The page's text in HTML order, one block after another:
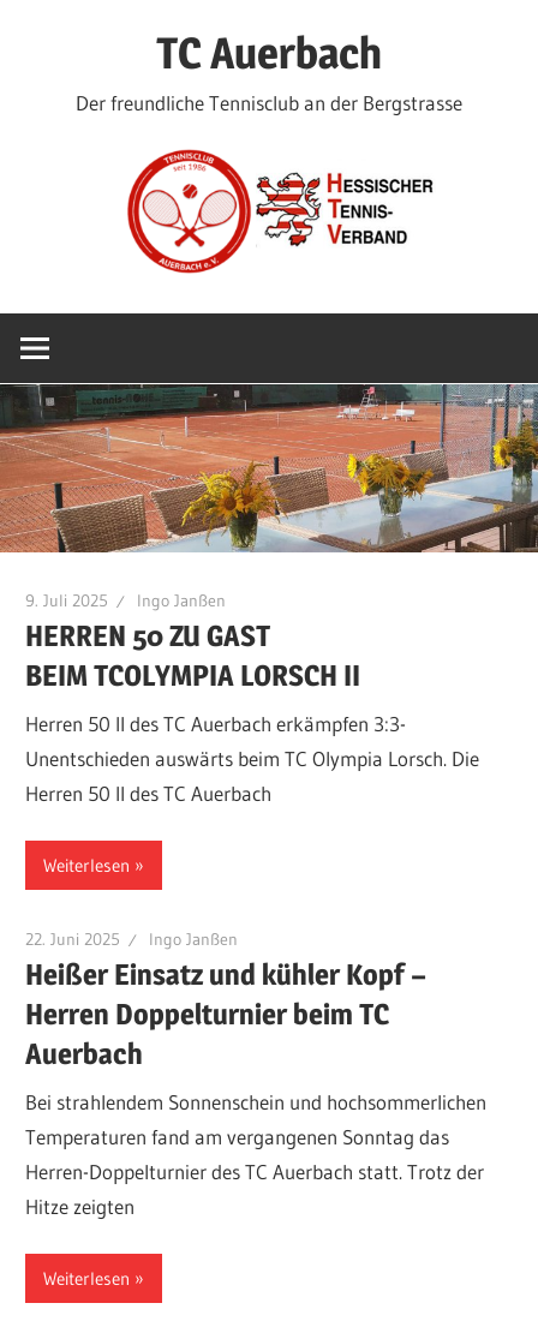
TC Auerbach
Der freundliche Tennisclub an der Bergstrasse
9. Juli 2025 Ingo Janßen
HERREN 50 ZU GAST
BEIM TCOLYMPIA LORSCH II
Herren 50 II des TC Auerbach erkämpfen 3:3-
Unentschieden auswärts beim TC Olympia Lorsch. Die
Herren 50 II des TC Auerbach
Weiterlesen
22. Juni 2025 Ingo Janßen
Heißer Einsatz und kühler Kopf –
Herren Doppelturnier beim TC
Auerbach
Bei strahlendem Sonnenschein und hochsommerlichen
Temperaturen fand am vergangenen Sonntag das
Herren-Doppelturnier des TC Auerbach statt. Trotz der
Hitze zeigten
Weiterlesen